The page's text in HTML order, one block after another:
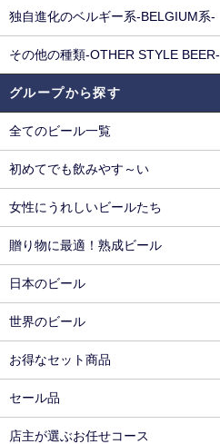
独自進化のベルギー系-BELGIUM系-
その他の種類-OTHER STYLE BEER-
グループから探す
全てのビール一覧
初めてでも飲みやす～い
女性にうれしいビールたち
贈り物に最適！熟成ビール
日本のビール
世界のビール
お得なセット商品
セール品
店主が選ぶお任せコース